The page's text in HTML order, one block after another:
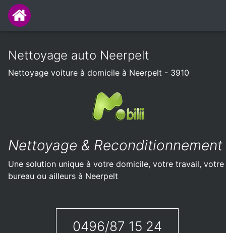
Nettoyage auto Neerpelt
Nettoyage voiture à domicile à Neerpelt - 3910
Nettoyage & Reconditionnement
Une solution unique à votre domicile, votre travail, votre
bureau ou ailleurs à Neerpelt
0496/87 15 24